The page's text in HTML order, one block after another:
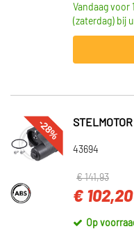
Vandaag voor
(zaterdag) bij
-28%
43694
€ 141,93
€ 102,20
Op